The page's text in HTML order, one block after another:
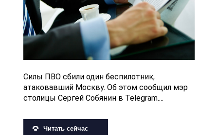
Силы ПВО сбили один беспилотник,
атаковавший Москву. Об этом сообщил мэр
столицы Сергей Собянин в Telegram....
Читать сейчас